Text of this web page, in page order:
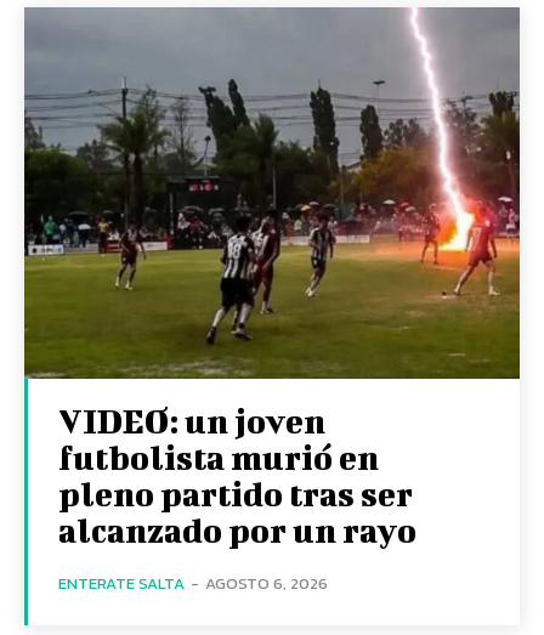
VIDEO: un joven
futbolista murió en
pleno partido tras ser
alcanzado por un rayo
ENTERATE SALTA - AGOSTO 6, 2026